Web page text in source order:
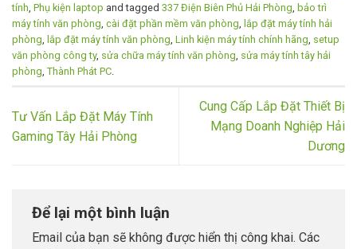
tính Phụ kiện laptop and tagged 337 Điện Biên Phủ Hải Phòng bảo trì
máy tính văn phòng cài đặt phần mềm văn phòng lắp đặt máy tính hải
phòng lắp đặt máy tính văn phòng Linh kiện máy tính chính hãng setup
văn phòng công ty, sửa chữa máy tính văn phòng sửa máy tính tây hải
phòng Thành Phát PC
Tư Vấn Lắp Đặt Máy Tính
Gaming Tây Hải Phòng
Cung Cấp Lắp Đặt Thiết Bị
Mạng Doanh Nghiệp Hải
Dương
Để lại một bình luận
Email của bạn sẽ không được hiển thị công khai. Các